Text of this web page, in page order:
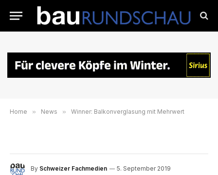
Home » News » Winner: Balkonverglasung mit Mehrwert
By Schweizer Fachmedien
5. September 2019